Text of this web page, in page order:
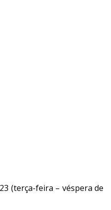
(terça-feira – véspera de